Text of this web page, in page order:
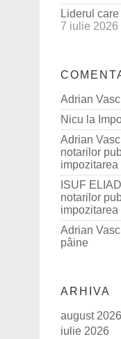
Liderul
7 iulie 2026
Adrian
Nicu la
Adrian
notarilor
ISUF
notarilor
Adrian
pâine
ARHIVA
august 2026
iulie 2026